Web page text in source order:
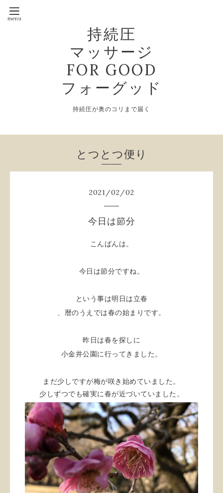
持続圧
マッサージ
FOR GOOD
フォーグッド
持続圧が奥のコリまで届く
とつとつ便り
2021/02/02
今日は節分
こんばんは。
今日は節分ですね。
という事は明日は立春
、暦のうえでは春の始まりです。
昨日は春を探しに
小金井公園に行ってきました。
まだ少しですが梅が咲き始めていました。
少しずつでも確実に春が近づいていました。